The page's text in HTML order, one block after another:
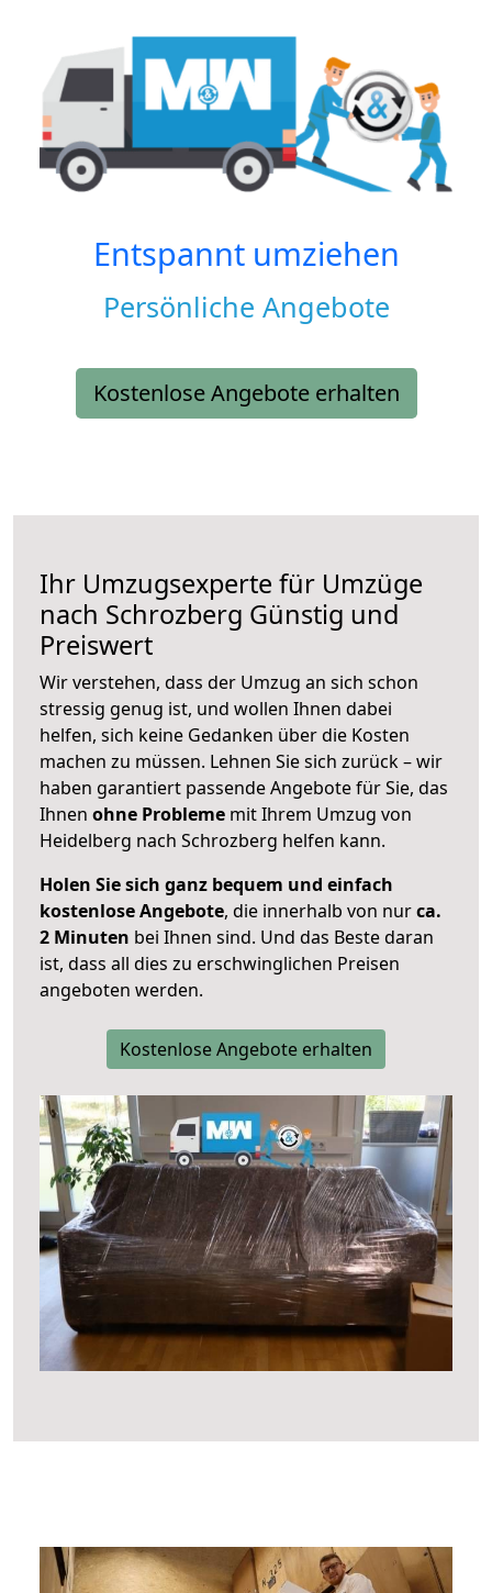
Entspannt umziehen
Persönliche Angebote
Kostenlose Angebote erhalten
Ihr Umzugsexperte für Umzüge
nach Schrozberg Günstig und
Preiswert
Wir verstehen, dass der Umzug an sich schon
stressig genug ist, und wollen Ihnen dabei
helfen, sich keine Gedanken über die Kosten
machen zu müssen. Lehnen Sie sich zurück – wir
haben garantiert passende Angebote für Sie, das
Ihnen ohne Probleme mit Ihrem Umzug von
Heidelberg nach Schrozberg helfen kann.
Holen Sie sich ganz bequem und einfach
kostenlose Angebote, die innerhalb von nurca.
2 Minuten bei Ihnen sind. Und das Beste daran
ist, dass all dies zu erschwinglichen Preisen
angeboten werden.
Kostenlose Angebote erhalten